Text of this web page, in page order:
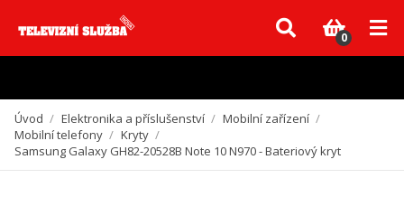
Vzhledem k aktuální situaci se může dodání dílů, které nejsou skladem,
zpozdit. Děkujeme za pochopení.
0
Úvod / Elektronika a příslušenství / Mobilní zařízení /
Mobilní telefony / Kryty /
Samsung Galaxy GH82-20528B Note 10 N970 - Bateriový kryt